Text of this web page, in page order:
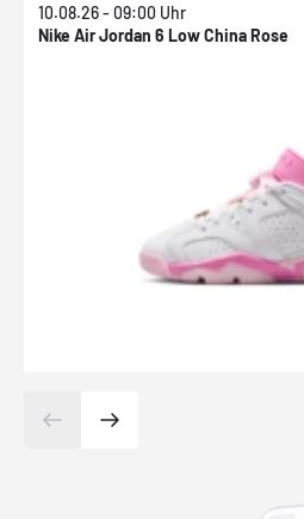
10.08.26 - 09:00 Uhr
Nike Air Jordan 6 Low China Rose